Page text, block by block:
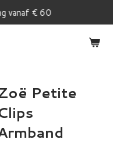
vanaf € 60
Petite